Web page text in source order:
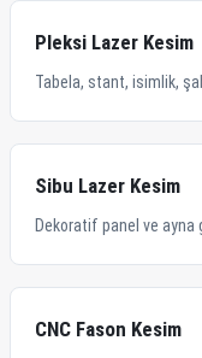
Pleksi Lazer Kesim
Tabela, stant, isimlik,
Sibu Lazer Kesim
Dekoratif panel ve ayna
CNC Fason Kesim